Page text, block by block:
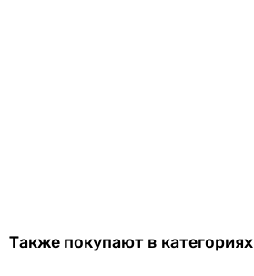
Также покупают в категориях